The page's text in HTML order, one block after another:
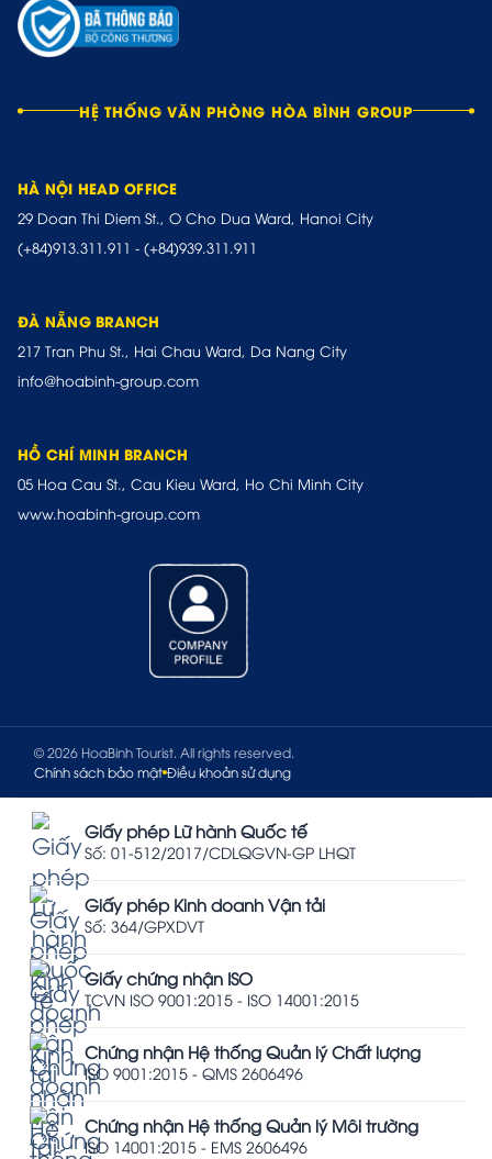
HỆ THỐNG VĂN PHÒNG HÒA BÌNH GROUP
HÀ NỘI HEAD OFFICE
29 Doan Thi Diem St., O Cho Dua Ward, Hanoi City
(+84)913.311.911 - (+84)939.311.911
ĐÀ NẴNG BRANCH
217 Tran Phu St., Hai Chau Ward, Da Nang City
info@hoabinh-group.com
HỒ CHÍ MINH BRANCH
05 Hoa Cau St., Cau Kieu Ward, Ho Chi Minh City
www.hoabinh-group.com
© 2026 HoaBinh Tourist. All rights reserved.
Chính sách bảo mật Điều khoản sử dụng
Giấy phép Lữ hành Quốc tế
Số: 01-512/2017/CDLQGVN-GP LHQT
Giấy phép Kinh doanh Vận tải
Số: 364/GPXDVT
Giấy chứng nhận ISO
TCVN ISO 9001:2015 - ISO 14001:2015
Chứng nhận Hệ thống Quản lý Chất lượng
ISO 9001:2015 - QMS 2606496
Chứng nhận Hệ thống Quản lý Môi trường
ISO 14001:2015 - EMS 2606496